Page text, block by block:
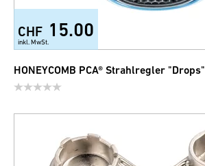
CHF 15.00
inkl. MwSt.
HONEYCOMB PCA® Strahlregler "Drops"